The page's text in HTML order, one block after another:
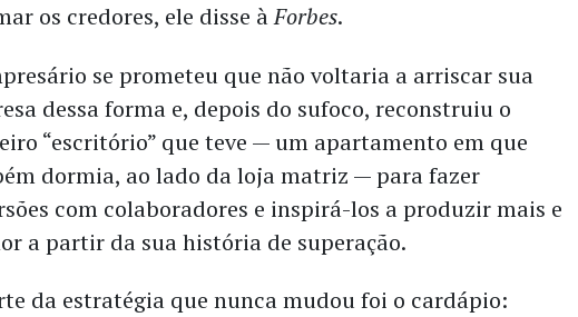
os credores, ele disse àForbes.
se prometeu que não voltaria a arriscar sua
dessa forma e, depois do sufoco, reconstruiu o
“escritório” que teve — um apartamento em que
dormia, ao lado da loja matriz — para fazer
com colaboradores e inspirá-los a produzir mais e
a partir da sua história de superação.
da estratégia que nunca mudou foi o cardápio: